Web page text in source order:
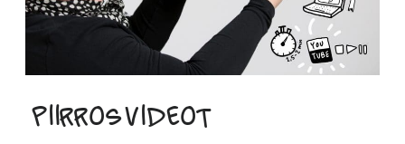
Piirrosvideot